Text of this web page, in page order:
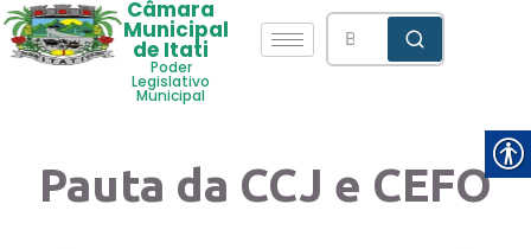
Câmara
Municipal
de Itati
Poder
Legislativo
Municipal
Pauta da CCJ e CEFO